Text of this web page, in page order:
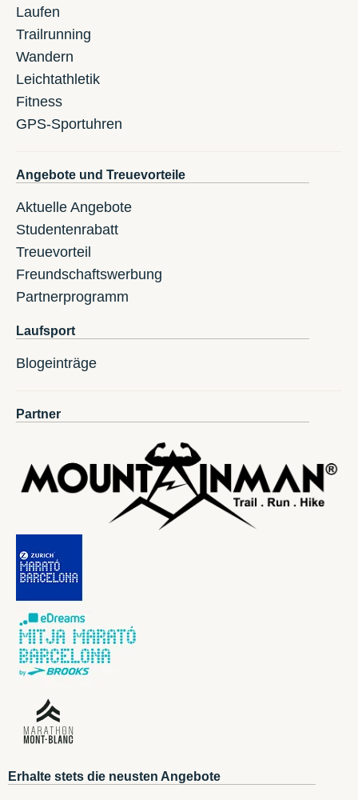
Laufen
Trailrunning
Wandern
Leichtathletik
Fitness
GPS-Sportuhren
Angebote und Treuevorteile
Aktuelle Angebote
Studentenrabatt
Treuevorteil
Freundschaftswerbung
Partnerprogramm
Laufsport
Blogeinträge
Partner
Erhalte stets die neusten Angebote